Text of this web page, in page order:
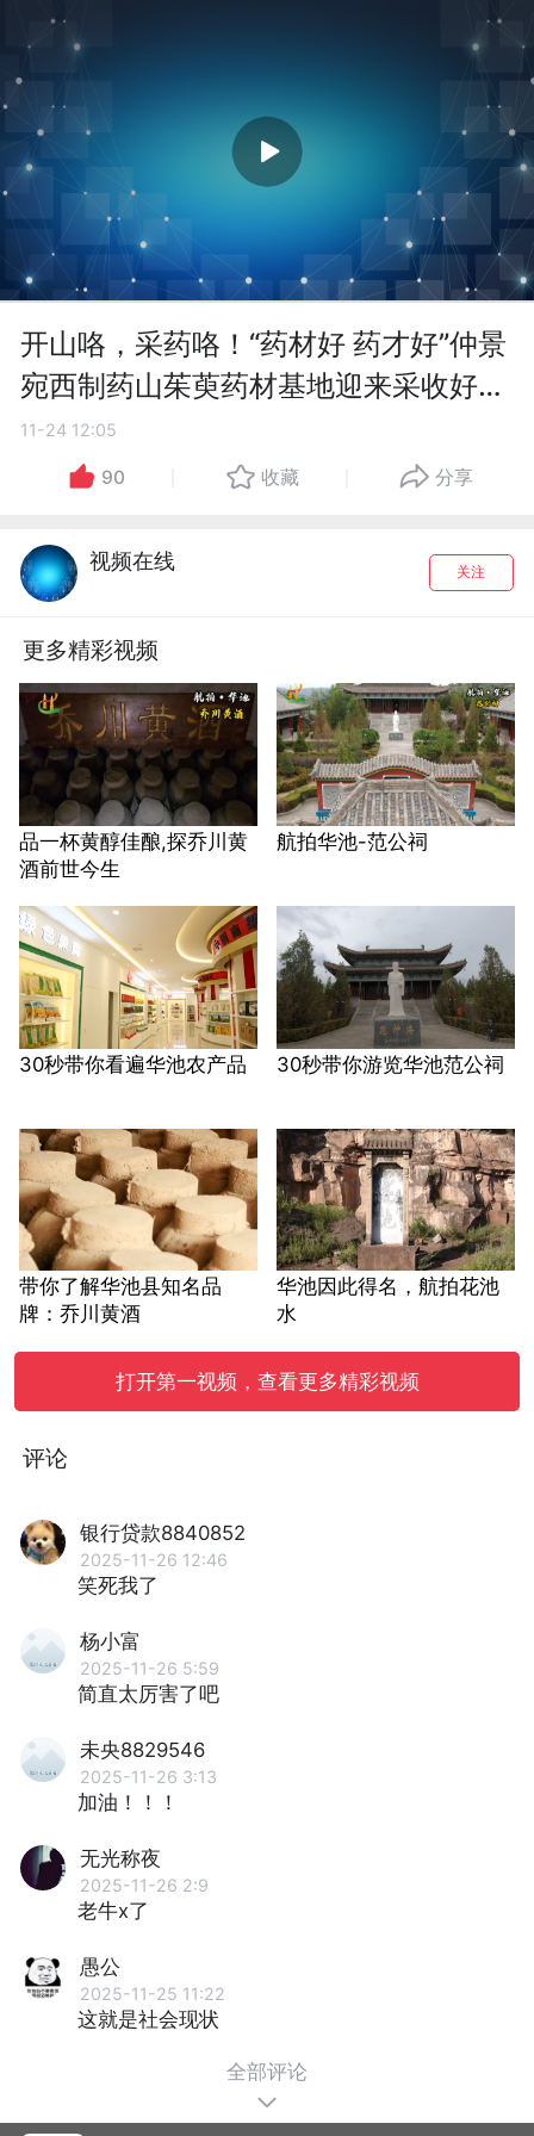
开山咯，采药咯！“药材好 药才好”仲景
宛西制药山茱萸药材基地迎来采收好时
节!
11-24 12:05
90 收藏 分享
视频在线 关注
更多精彩视频
品一杯黄醇佳酿,探乔川黄
酒前世今生
航拍华池-范公祠
30秒带你看遍华池农产品 30秒带你游览华池范公祠
带你了解华池县知名品
牌：乔川黄酒
华池因此得名，航拍花池
水
打开第一视频，查看更多精彩视频
评论
银行贷款8840852
2025-11-26 12:46
笑死我了
杨小富
2025-11-26 5:59
简直太厉害了吧
未央8829546
2025-11-26 3:13
加油！！！
无光称夜
2025-11-26 2:9
老牛x了
愚公
2025-11-25 11:22
这就是社会现状
全部评论